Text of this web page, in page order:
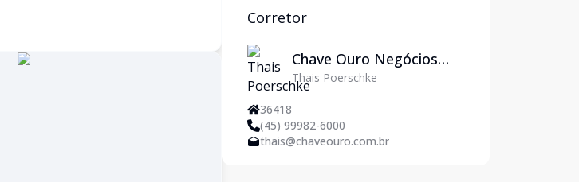
Corretor
Chave Ouro Negócios
Imobiliários
Thais Poerschke
36418
(45) 99982-6000
thais@chaveouro.com.br